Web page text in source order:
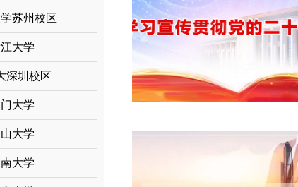
苏州校区
大学
深圳校区
大学
大学
大学